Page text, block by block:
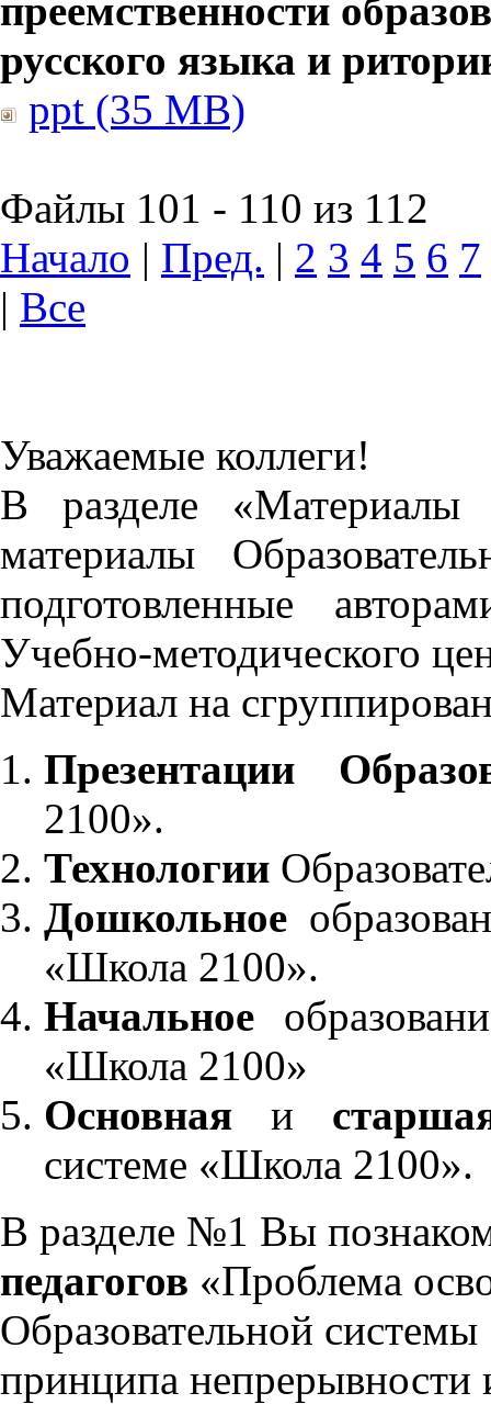
преемственности
русского языка и
ppt (35 MB)
Файлы 101 - 110 из 112
Начало | Пред. | 2 3 4 5 6 7
| Все
Уважаемые коллеги!
В разделе «Материалы
материалы
подготовленные
Учебно-методического
Материал на
Презентации
2100».
Технологии
Дошкольное
«Школа 2100».
Начальное
«Школа 2100»
Основнаяи
системе «Школа 2100».
В разделе №1 Вы
педагогов «Проблема
Образовательной
принципа непрерывности